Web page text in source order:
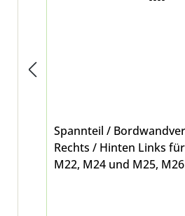
Spannteil /
Rechts / Hinten Links
M22, M24 und M25,